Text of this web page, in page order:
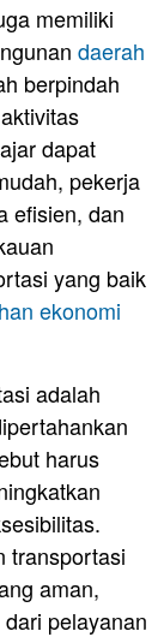
memiliki
daerah
berpindah
dapat
pekerja
efisien, dan
yang baik
ekonomi
adalah
harus
transportasi
aman,
pelayanan